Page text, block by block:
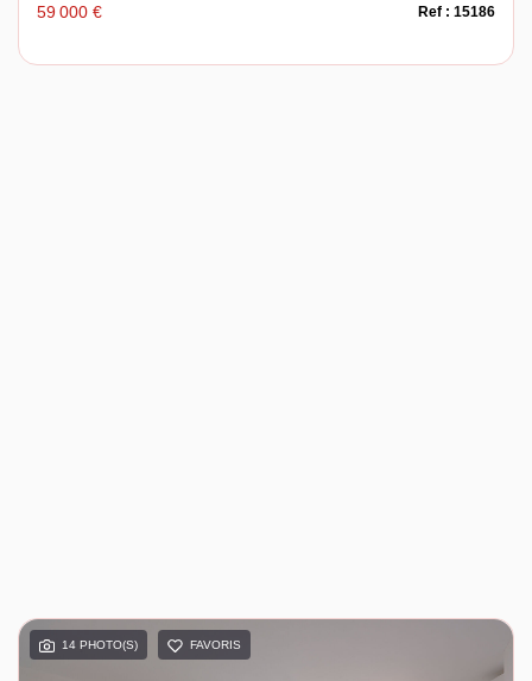
59 000 € Ref : 15186
14 PHOTO(S) FAVORIS